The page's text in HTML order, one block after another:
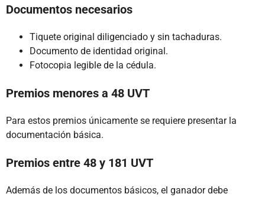
Documentos necesarios
Tiquete original diligenciado y sin tachaduras.
Documento de identidad original.
Fotocopia legible de la cédula.
Premios menores a 48 UVT
Para estos premios únicamente se requiere presentar la
documentación básica.
Premios entre 48 y 181 UVT
Además de los documentos básicos, el ganador debe